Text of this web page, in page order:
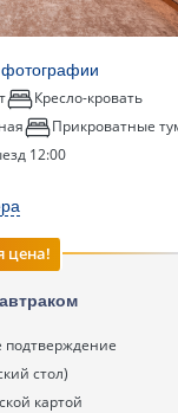
фотографии
Кресло-кровать
Прикроватные
12:00
цена!
стол)
картой